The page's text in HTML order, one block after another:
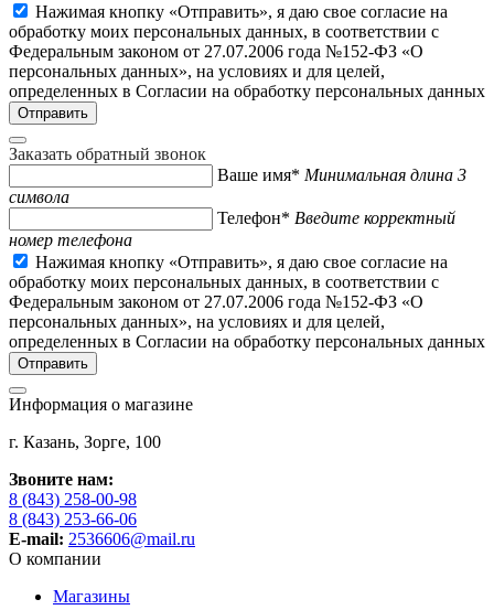
Нажимая кнопку «Отправить», я даю свое согласие на
обработку моих персональных данных, в соответствии с
Федеральным законом от 27.07.2006 года №152-ФЗ «О
персональных данных», на условиях и для целей,
определенных в Согласии на обработку персональных данных
Заказать обратный звонок
Ваше имя* Минимальная длина 3
символа
Телефон* Введите корректный
номер телефона
Нажимая кнопку «Отправить», я даю свое согласие на
обработку моих персональных данных, в соответствии с
Федеральным законом от 27.07.2006 года №152-ФЗ «О
персональных данных», на условиях и для целей,
определенных в Согласии на обработку персональных данных
Информация о магазине
г. Казань, Зорге, 100
Звоните нам:
8 (843) 258-00-98
8 (843) 253-66-06
E-mail: 2536606@mail.ru
О компании
Магазины